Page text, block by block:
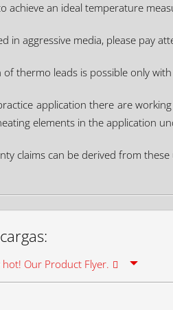
achieve an ideal temperature
in aggressive media, please pay
of thermo leads is possible only
application there are
elements in the application
claims can be derived from
hot! Our Product Flyer.